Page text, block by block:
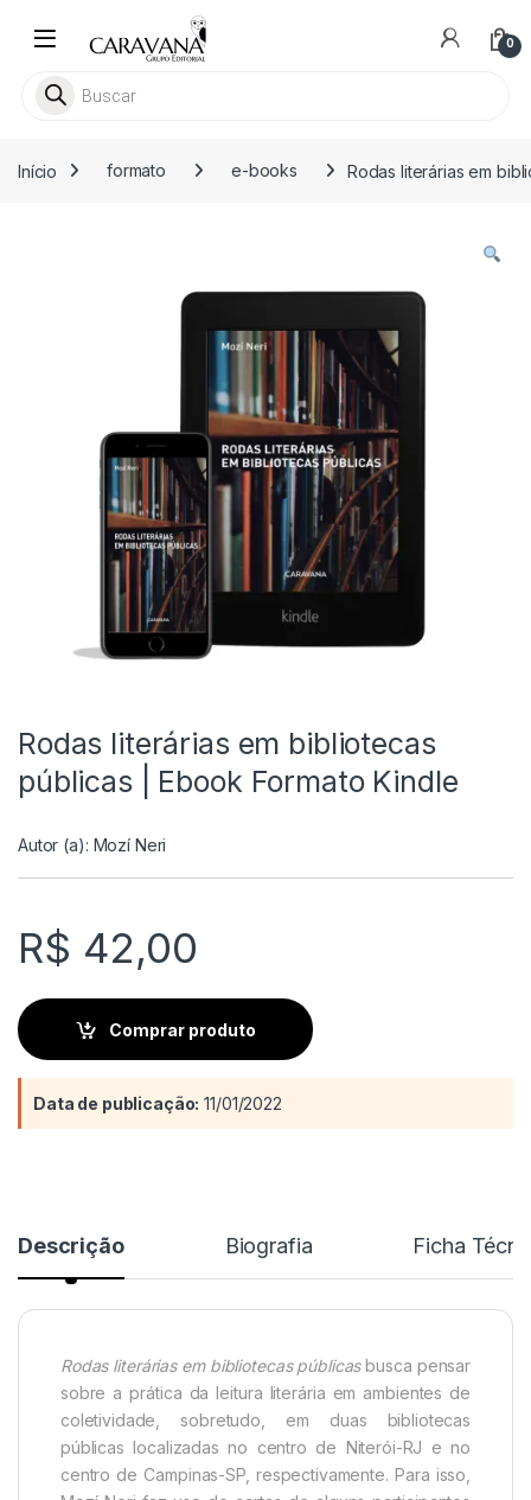
0
Pesquisar livros
Início formato e-books Rodas literárias em
Rodas literárias em bibliotecas
públicas | Ebook Formato Kindle
Autor (a): Mozí Neri
R$ 42,00
Comprar produto
Data de publicação: 11/01/2022
Descrição Biografia Ficha
Rodas literárias em bibliotecas públicasbusca pensar
sobre a prática da leitura literária em ambientes de
coletividade, sobretudo, em duas bibliotecas
públicas localizadas no centro de Niterói-RJ e no
centro de Campinas-SP, respectivamente. Para isso,